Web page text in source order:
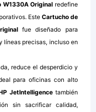
W1330A Original redefine
Este Cartucho de
fue diseñado para
líneas precisas, incluso en
reduce el desperdicio y
para oficinas con alto
JetIntelligencetambién
sin sacrificar calidad,